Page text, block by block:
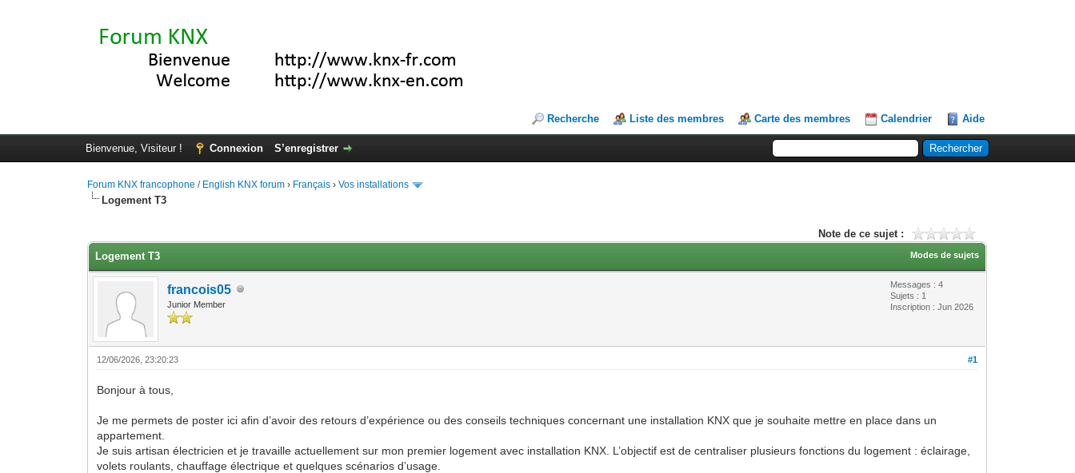
Recherche Liste des membres Carte des membres Calendrier Aide
Bienvenue, Visiteur ! Connexion S’enregistrer
Forum KNX francophone / English KNX forum › Français ›Vos installations
Logement T3
Note de ce sujet :
Modes de sujets
Logement T3
francois05
Junior Member
Messages : 4
Sujets : 1
Inscription : Jun 2026
#1
12/06/2026, 23:20:23
Bonjour à tous,
Je me permets de poster ici afin d’avoir des retours d’expérience ou des conseils techniques concernant une installation KNX que je souhaite mettre en place dans un
appartement.
Je suis artisan électricien et je travaille actuellement sur mon premier logement avec installation KNX. L’objectif est de centraliser plusieurs fonctions du logement : éclairage,
volets roulants, chauffage électrique et quelques scénarios d’usage.